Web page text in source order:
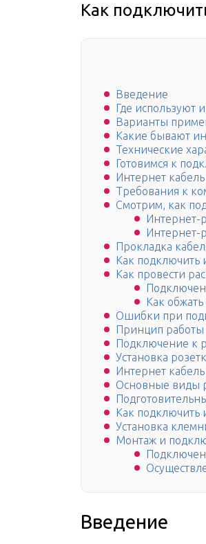
Как
Введение
Где используют
Варианты
Какие бывают
Технические
Готовимся к
Интернет кабель
Требования к
Смотрим, как
Интернет-
Интернет-
Прокладка
Как подключить
Как провести
Как
Ошибки при
Принцип работы
Подключение к
Установка
Интернет кабель
Основные виды
Как подключить
Установка
Монтаж и
Введение